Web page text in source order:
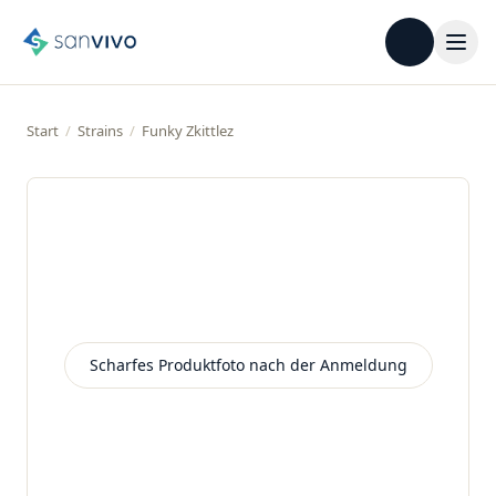
Start / Strains / Funky Zkittlez
Beispielbild
Scharfes Produktfoto nach der Anmeldung